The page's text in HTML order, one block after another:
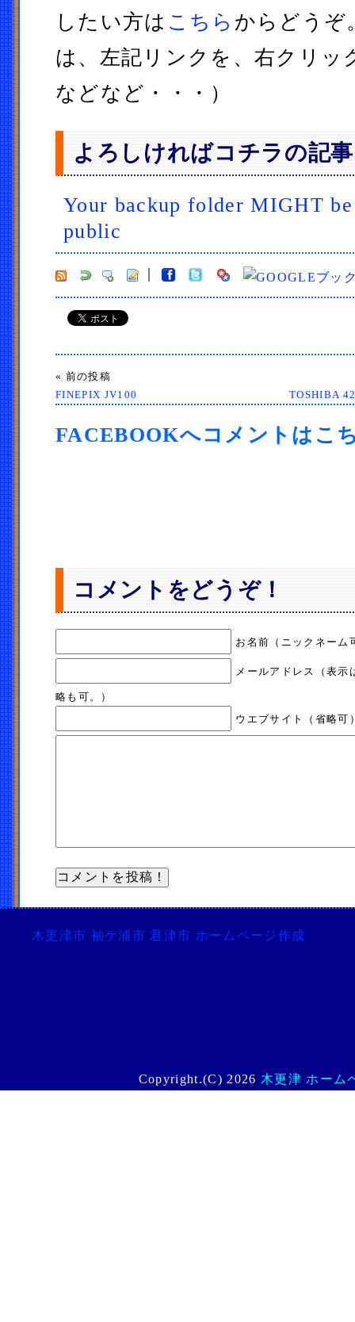
したい方は こちら からどうぞ
は、左記リンクを、右クリッ
などなど・・・）
よろしければコチラの記
Your backup folder MIGHT
public
« 前の投稿
FINEPIX JV100
TOSHIBA
FACEBOOKへコメントはこ
コメントをどうぞ！
お名前（ニックネーム
メールアドレス（表示
略も可。）
ウエブサイト（省略可
木更津市 袖ケ浦市 君津市 ホームページ作成
Copyright.(C) 2026 木更津 ホーム